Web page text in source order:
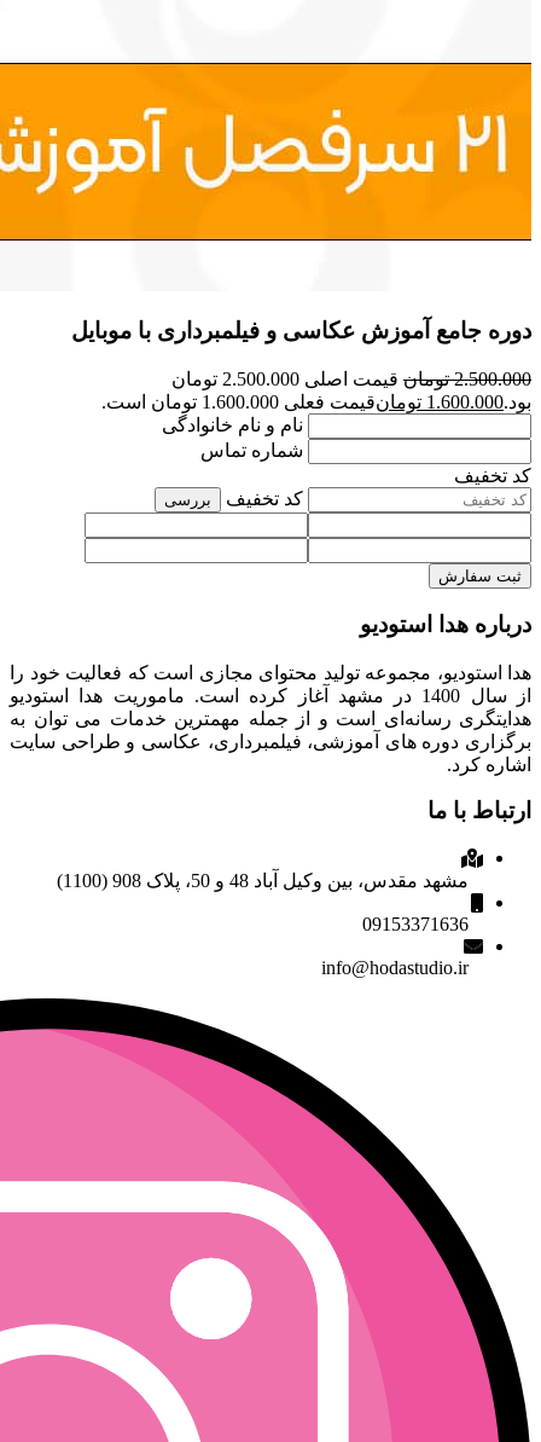
دوره جامع آموزش عکاسی و فیلمبرداری با موبایل
2.500.000 تومان
قیمت اصلی 2.500.000 تومان
بود.1.600.000 تومانقیمت فعلی 1.600.000 تومان است.
نام و نام خانوادگی
شماره تماس
کد تخفیف
کد تخفیف
بررسی
ثبت سفارش
درباره هدا استودیو
هدا استودیو، مجموعه تولید محتوای مجازی است که فعالیت خود را
از سال 1400 در مشهد آغاز کرده است. ماموریت هدا استودیو
هدایتگری رسانه‌ای است و از جمله مهمترین خدمات می توان به
برگزاری دوره های آموزشی، فیلمبرداری، عکاسی و طراحی سایت
اشاره کرد.
ارتباط با ما
مشهد مقدس، بین وکیل آباد 48 و 50، پلاک 908 (1100)
info@hodastudio.ir